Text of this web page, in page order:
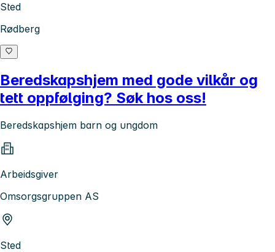
Sted
Rødberg
Beredskapshjem med gode vilkår og
tett oppfølging? Søk hos oss!
Beredskapshjem barn og ungdom
Arbeidsgiver
Omsorgsgruppen AS
Sted